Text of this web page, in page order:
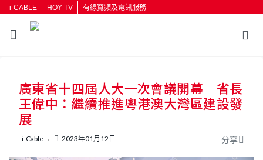
i-CABLE HOY TV 有線寬頻及電訊服務
按輸入鍵開始搜尋
廣東省十四屆人大一次會議開幕 省長
王偉中：繼續推進粵港澳大灣區建設發
展
i-Cable 2023年01月12日 分享